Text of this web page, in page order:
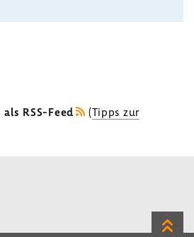
als RSS-Feed (Tipps zur
Zum